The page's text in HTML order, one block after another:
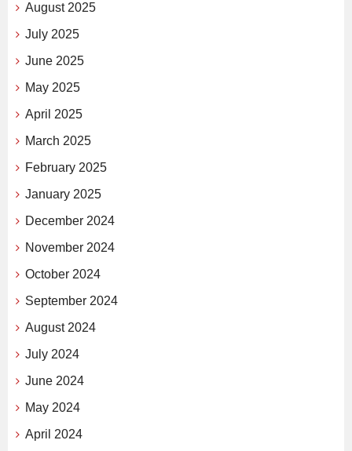
August 2025
July 2025
June 2025
May 2025
April 2025
March 2025
February 2025
January 2025
December 2024
November 2024
October 2024
September 2024
August 2024
July 2024
June 2024
May 2024
April 2024